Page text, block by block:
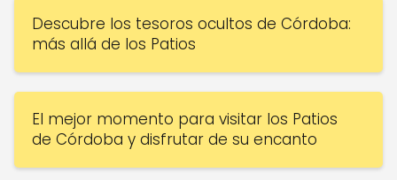
Descubre los tesoros ocultos de Córdoba:
más allá de los Patios
El mejor momento para visitar los Patios
de Córdoba y disfrutar de su encanto